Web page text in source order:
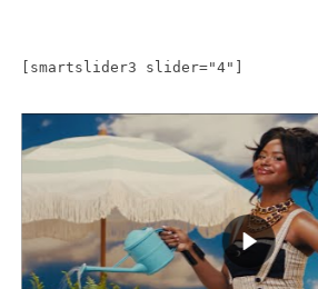
[smartslider3 slider="4"]